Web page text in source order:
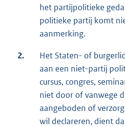
het partijpolitieke
politieke partij komt
aanmerking.
2.
Het Staten- of
aan een niet-partij
cursus, congres,
niet door of vanwege
aangeboden of
wil declareren, dient